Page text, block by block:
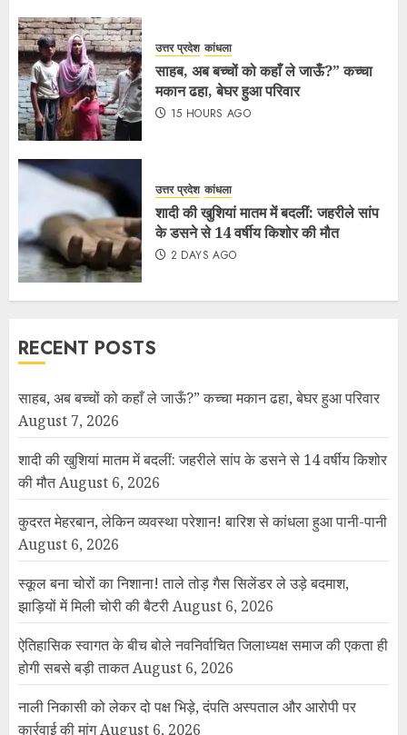
उत्तर प्रदेश कांधला
साहब, अब बच्चों को कहाँ ले जाऊँ?” कच्चा
मकान ढहा, बेघर हुआ परिवार
15 HOURS AGO
उत्तर प्रदेश कांधला
शादी की खुशियां मातम में बदलीं: जहरीले सांप
के डसने से 14 वर्षीय किशोर की मौत
2 DAYS AGO
RECENT POSTS
साहब, अब बच्चों को कहाँ ले जाऊँ?” कच्चा मकान ढहा, बेघर हुआ परिवार
August 7, 2026
शादी की खुशियां मातम में बदलीं: जहरीले सांप के डसने से 14 वर्षीय किशोर
की मौतAugust 6, 2026
कुदरत मेहरबान, लेकिन व्यवस्था परेशान! बारिश से कांधला हुआ पानी-पानी
August 6, 2026
स्कूल बना चोरों का निशाना! ताले तोड़ गैस सिलेंडर ले उड़े बदमाश,
झाड़ियों में मिली चोरी की बैटरीAugust 6, 2026
ऐतिहासिक स्वागत के बीच बोले नवनिर्वाचित जिलाध्यक्ष समाज की एकता ही
होगी सबसे बड़ी ताकतAugust 6, 2026
नाली निकासी को लेकर दो पक्ष भिड़े, दंपति अस्पताल और आरोपी पर
कार्रवाई की मांगAugust 6, 2026